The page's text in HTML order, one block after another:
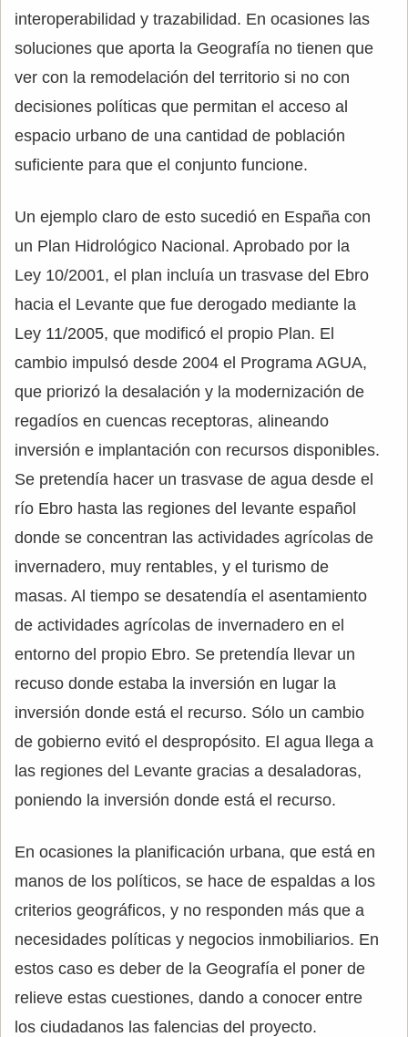
interoperabilidad y trazabilidad. En ocasiones las
soluciones que aporta la Geografía no tienen que
ver con la remodelación del territorio si no con
decisiones políticas que permitan el acceso al
espacio urbano de una cantidad de población
suficiente para que el conjunto funcione.
Un ejemplo claro de esto sucedió en España con
un Plan Hidrológico Nacional. Aprobado por la
Ley 10/2001, el plan incluía un trasvase del Ebro
hacia el Levante que fue derogado mediante la
Ley 11/2005, que modificó el propio Plan. El
cambio impulsó desde 2004 el Programa AGUA,
que priorizó la desalación y la modernización de
regadíos en cuencas receptoras, alineando
inversión e implantación con recursos disponibles.
Se pretendía hacer un trasvase de agua desde el
río Ebro hasta las regiones del levante español
donde se concentran las actividades agrícolas de
invernadero, muy rentables, y el turismo de
masas. Al tiempo se desatendía el asentamiento
de actividades agrícolas de invernadero en el
entorno del propio Ebro. Se pretendía llevar un
recuso donde estaba la inversión en lugar la
inversión donde está el recurso. Sólo un cambio
de gobierno evitó el despropósito. El agua llega a
las regiones del Levante gracias a desaladoras,
poniendo la inversión donde está el recurso.
En ocasiones la planificación urbana, que está en
manos de los políticos, se hace de espaldas a los
criterios geográficos, y no responden más que a
necesidades políticas y negocios inmobiliarios. En
estos caso es deber de la Geografía el poner de
relieve estas cuestiones, dando a conocer entre
los ciudadanos las falencias del proyecto.